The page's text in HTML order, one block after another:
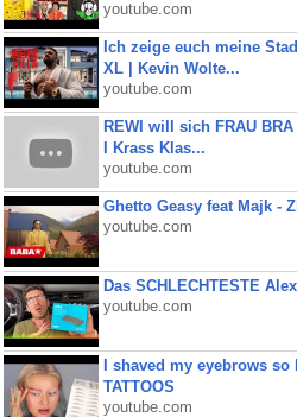
youtube.com
Ich zeige euch meine
XL | Kevin Wolte...
youtube.com
REWI will sich FRAU
I Krass Klas...
youtube.com
Ghetto Geasy feat Majk -
youtube.com
Das SCHLECHTESTE
youtube.com
I shaved my eyebrows
TATTOOS
youtube.com